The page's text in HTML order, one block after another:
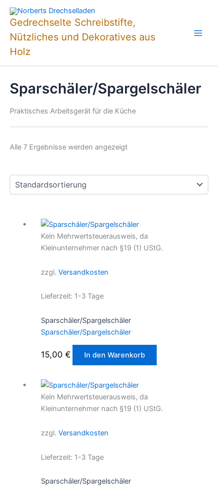
Zum
Inhalt
springen
Gedrechselte Schreibstifte,
Nützliches und Dekoratives aus
Holz
Sparschäler/Spargelschäler
Praktisches Arbeitsgerät für die Küche
Alle 7 Ergebnisse werden angezeigt
Kein Mehrwertsteuerausweis, da
Kleinunternehmer nach §19 (1) UStG.
zzgl. Versandkosten
Lieferzeit: 1-3 Tage
Sparschäler/Spargelschäler
Sparschäler/Spargelschäler
15,00 € In den Warenkorb
Kein Mehrwertsteuerausweis, da
Kleinunternehmer nach §19 (1) UStG.
zzgl. Versandkosten
Lieferzeit: 1-3 Tage
Sparschäler/Spargelschäler